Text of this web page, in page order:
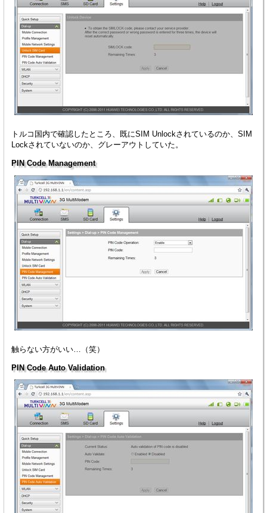
トルコ国内で確認したところ、既にSIM Unlockされているのか、SIM
Lockされていないのか、グレーアウトしていた。
PIN Code Management
触らない方がいい…（笑）
PIN Code Auto Validation